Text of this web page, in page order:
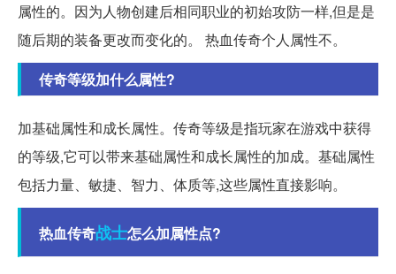
属性的。因为人物创建后相同职业的初始攻防一样,但是是
随后期的装备更改而变化的。 热血传奇个人属性不。
传奇等级加什么属性?
加基础属性和成长属性。传奇等级是指玩家在游戏中获得
的等级,它可以带来基础属性和成长属性的加成。基础属性
包括力量、敏捷、智力、体质等,这些属性直接影响。
热血传奇战士怎么加属性点?